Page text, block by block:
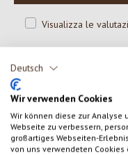
Deutsch
Wir verwenden Cookies
Wir können diese zur Analyse
Webseite zu verbessern,
großartiges Webseiten-
von uns verwendeten
Visualizza le
con gli altri.